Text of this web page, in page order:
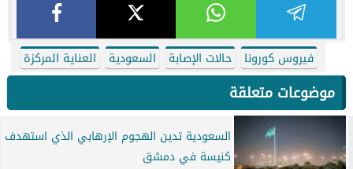
فيروس كورونا حالات الإصابة السعودية العناية المركزة
موضوعات متعلقة
السعودية تدين الهجوم الإرهابي الذي استهدف
كنيسة في دمشق